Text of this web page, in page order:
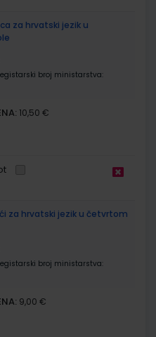
za hrvatski jezik u
broj ministarstva:
10,50 €
za hrvatski jezik u četvrtom
broj ministarstva:
9,00 €